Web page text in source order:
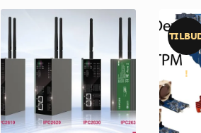
varianter.
Alternativene
kan
velges
på
produktsiden
!